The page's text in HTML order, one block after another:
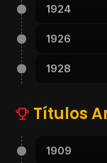
1924
1926
1928
Títulos
1909